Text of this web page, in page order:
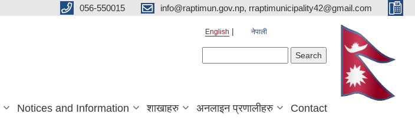
056-550015 info@raptimun.gov.np, rraptimunicipality42@gmail.com
English नेपाली
Notices and Information शाखाहरु अनलाइन प्रणालीहरु Contact